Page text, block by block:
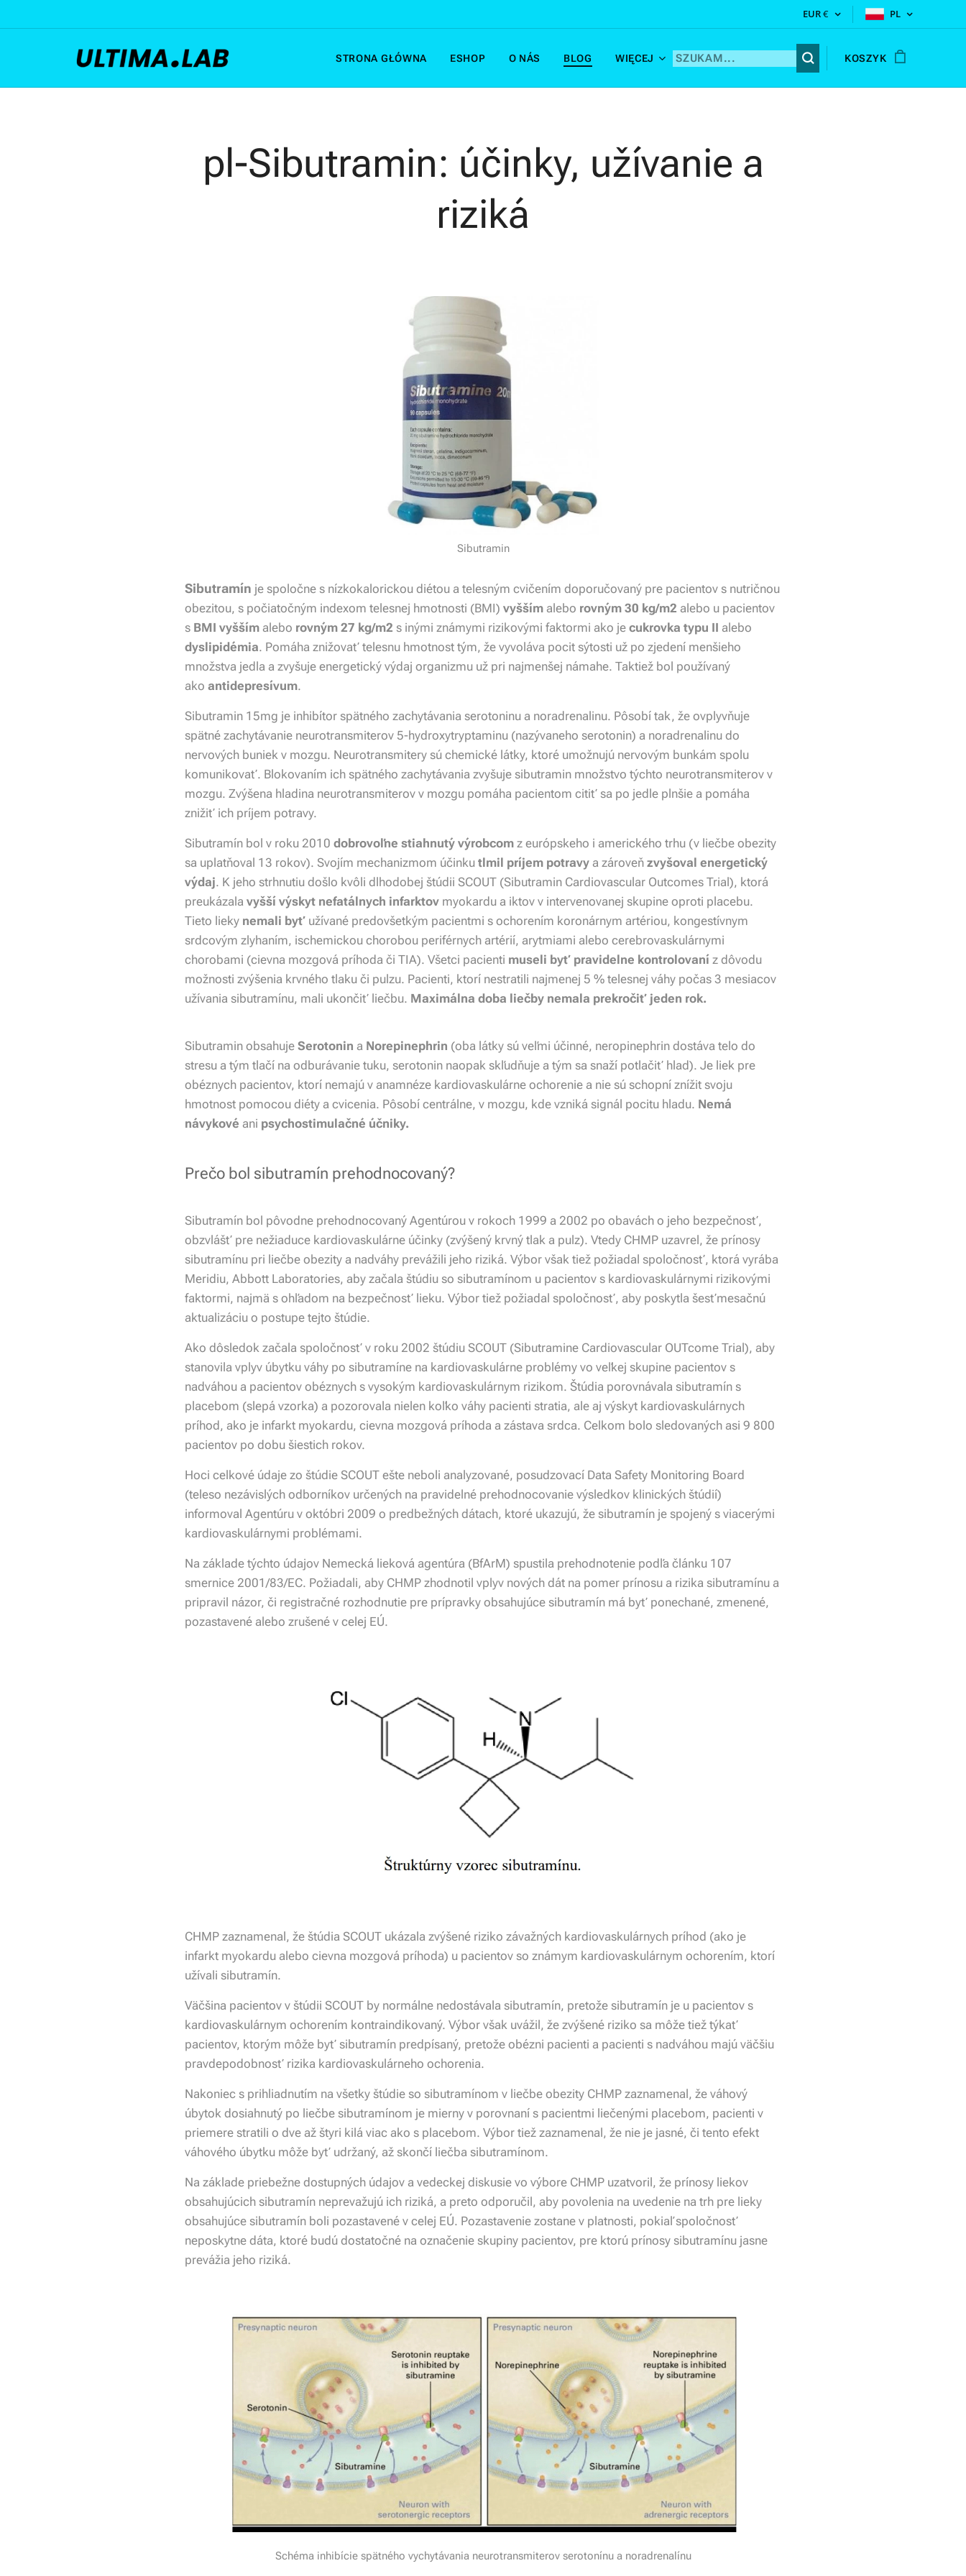
EUR€ PL
STRONA GŁÓWNA ESHOP O NÁS BLOG WIĘCEJ KOSZYK
pl-Sibutramin: účinky, užívanie a
riziká
Sibutramin
Sibutramín je spoločne s nízkokalorickou diétou a telesným cvičením doporučovaný pre pacientov s nutričnou
obezitou, s počiatočným indexom telesnej hmotnosti (BMI) vyšším alebo rovným 30 kg/m2 alebo u pacientov
s BMI vyšším alebo rovným 27 kg/m2 s inými známymi rizikovými faktormi ako je cukrovka typu II alebo
dyslipidémia. Pomáha znižovať telesnu hmotnost tým, že vyvoláva pocit sýtosti už po zjedení menšieho
množstva jedla a zvyšuje energetický výdaj organizmu už pri najmenšej námahe. Taktiež bol používaný
ako antidepresívum.
Sibutramin 15mg je inhibítor spätného zachytávania serotoninu a noradrenalinu. Pôsobí tak, že ovplyvňuje
spätné zachytávanie neurotransmiterov 5-hydroxytryptaminu (nazývaneho serotonin) a noradrenalinu do
nervových buniek v mozgu. Neurotransmitery sú chemické látky, ktoré umožnujú nervovým bunkám spolu
komunikovať. Blokovaním ich spätného zachytávania zvyšuje sibutramin množstvo týchto neurotransmiterov v
mozgu. Zvýšena hladina neurotransmiterov v mozgu pomáha pacientom citiť sa po jedle plnšie a pomáha
znižiť ich príjem potravy.
Sibutramín bol v roku 2010 dobrovoľne stiahnutý výrobcom z európskeho i amerického trhu (v liečbe obezity
sa uplatňoval 13 rokov). Svojím mechanizmom účinku tlmil príjem potravy a zároveň zvyšoval energetický
výdaj. K jeho strhnutiu došlo kvôli dlhodobej štúdii SCOUT (Sibutramin Cardiovascular Outcomes Trial), ktorá
preukázala vyšší výskyt nefatálnych infarktov myokardu a iktov v intervenovanej skupine oproti placebu.
Tieto lieky nemali byť užívané predovšetkým pacientmi s ochorením koronárnym artériou, kongestívnym
srdcovým zlyhaním, ischemickou chorobou periférnych artérií, arytmiami alebo cerebrovaskulárnymi
chorobami (cievna mozgová príhoda či TIA). Všetci pacienti museli byť pravidelne kontrolovaní z dôvodu
možnosti zvýšenia krvného tlaku či pulzu. Pacienti, ktorí nestratili najmenej 5 % telesnej váhy počas 3 mesiacov
užívania sibutramínu, mali ukončiť liečbu. Maximálna doba liečby nemala prekročiť jeden rok.
Sibutramin obsahuje Serotonin a Norepinephrin (oba látky sú veľmi účinné, neropinephrin dostáva telo do
stresu a tým tlačí na odburávanie tuku, serotonin naopak skľudňuje a tým sa snaží potlačiť hlad). Je liek pre
obéznych pacientov, ktorí nemajú v anamnéze kardiovaskulárne ochorenie a nie sú schopní znížit svoju
hmotnost pomocou diéty a cvicenia. Pôsobí centrálne, v mozgu, kde vzniká signál pocitu hladu. Nemá
návykové ani psychostimulačné účniky.
Prečo bol sibutramín prehodnocovaný?
Sibutramín bol pôvodne prehodnocovaný Agentúrou v rokoch 1999 a 2002 po obavách o jeho bezpečnosť,
obzvlášť pre nežiaduce kardiovaskulárne účinky (zvýšený krvný tlak a pulz). Vtedy CHMP uzavrel, že prínosy
sibutramínu pri liečbe obezity a nadváhy prevážili jeho riziká. Výbor však tiež požiadal spoločnosť, ktorá vyrába
Meridiu, Abbott Laboratories, aby začala štúdiu so sibutramínom u pacientov s kardiovaskulárnymi rizikovými
faktormi, najmä s ohľadom na bezpečnosť lieku. Výbor tiež požiadal spoločnosť, aby poskytla šesťmesačnú
aktualizáciu o postupe tejto štúdie.
Ako dôsledok začala spoločnosť v roku 2002 štúdiu SCOUT (Sibutramine Cardiovascular OUTcome Trial), aby
stanovila vplyv úbytku váhy po sibutramíne na kardiovaskulárne problémy vo veľkej skupine pacientov s
nadváhou a pacientov obéznych s vysokým kardiovaskulárnym rizikom. Štúdia porovnávala sibutramín s
placebom (slepá vzorka) a pozorovala nielen koľko váhy pacienti stratia, ale aj výskyt kardiovaskulárnych
príhod, ako je infarkt myokardu, cievna mozgová príhoda a zástava srdca. Celkom bolo sledovaných asi 9 800
pacientov po dobu šiestich rokov.
Hoci celkové údaje zo štúdie SCOUT ešte neboli analyzované, posudzovací Data Safety Monitoring Board
(teleso nezávislých odborníkov určených na pravidelné prehodnocovanie výsledkov klinických štúdií)
informoval Agentúru v októbri 2009 o predbežných dátach, ktoré ukazujú, že sibutramín je spojený s viacerými
kardiovaskulárnymi problémami.
Na základe týchto údajov Nemecká lieková agentúra (BfArM) spustila prehodnotenie podľa článku 107
smernice 2001/83/EC. Požiadali, aby CHMP zhodnotil vplyv nových dát na pomer prínosu a rizika sibutramínu a
pripravil názor, či registračné rozhodnutie pre prípravky obsahujúce sibutramín má byť ponechané, zmenené,
pozastavené alebo zrušené v celej EÚ.
CHMP zaznamenal, že štúdia SCOUT ukázala zvýšené riziko závažných kardiovaskulárnych príhod (ako je
infarkt myokardu alebo cievna mozgová príhoda) u pacientov so známym kardiovaskulárnym ochorením, ktorí
užívali sibutramín.
Väčšina pacientov v štúdii SCOUT by normálne nedostávala sibutramín, pretože sibutramín je u pacientov s
kardiovaskulárnym ochorením kontraindikovaný. Výbor však uvážil, že zvýšené riziko sa môže tiež týkať
pacientov, ktorým môže byť sibutramín predpísaný, pretože obézni pacienti a pacienti s nadváhou majú väčšiu
pravdepodobnosť rizika kardiovaskulárneho ochorenia.
Nakoniec s prihliadnutím na všetky štúdie so sibutramínom v liečbe obezity CHMP zaznamenal, že váhový
úbytok dosiahnutý po liečbe sibutramínom je mierny v porovnaní s pacientmi liečenými placebom, pacienti v
priemere stratili o dve až štyri kilá viac ako s placebom. Výbor tiež zaznamenal, že nie je jasné, či tento efekt
váhového úbytku môže byť udržaný, až skončí liečba sibutramínom.
Na základe priebežne dostupných údajov a vedeckej diskusie vo výbore CHMP uzatvoril, že prínosy liekov
obsahujúcich sibutramín neprevažujú ich riziká, a preto odporučil, aby povolenia na uvedenie na trh pre lieky
obsahujúce sibutramín boli pozastavené v celej EÚ. Pozastavenie zostane v platnosti, pokiaľ spoločnosť
neposkytne dáta, ktoré budú dostatočné na označenie skupiny pacientov, pre ktorú prínosy sibutramínu jasne
prevážia jeho riziká.
Schéma inhibície spätného vychytávania neurotransmiterov serotonínu a noradrenalínu